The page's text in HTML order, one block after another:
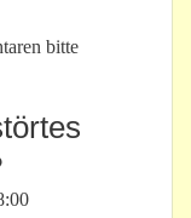
darüber sprechen!
bitte